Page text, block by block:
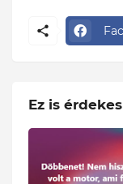
Ez is érdekes